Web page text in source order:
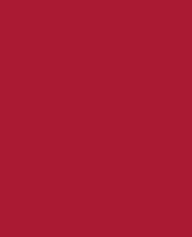
ouverts